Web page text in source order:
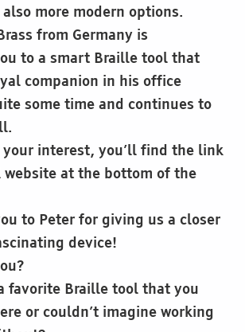
more modern options.
from Germany is
to a smart Braille tool that
companion in his office
some time and continues to
interest, you’ll find the link
at the bottom of the
to Peter for giving us a closer
device!
favorite Braille tool that you
or couldn’t imagine working